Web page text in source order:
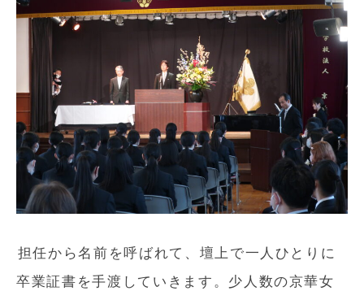
担任から名前を呼ばれて、壇上で一人ひとりに
卒業証書を手渡していきます。少人数の京華女